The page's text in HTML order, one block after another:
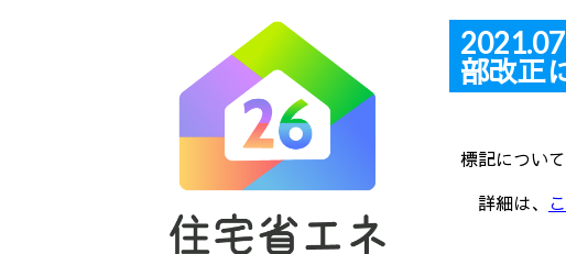
部改正
標記につい
詳細は、